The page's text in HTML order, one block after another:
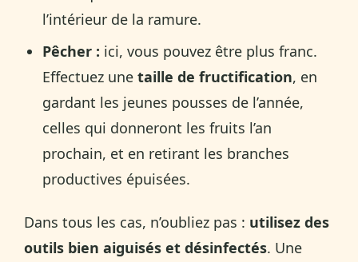
l’intérieur de la ramure.
Pêcher : ici, vous pouvez être plus franc.
Effectuez unetaille de fructification, en
gardant les jeunes pousses de l’année,
celles qui donneront les fruits l’an
prochain, et en retirant les branches
productives épuisées.
Dans tous les cas, n’oubliez pas : utilisez des
outils bien aiguisés et désinfectés. Une